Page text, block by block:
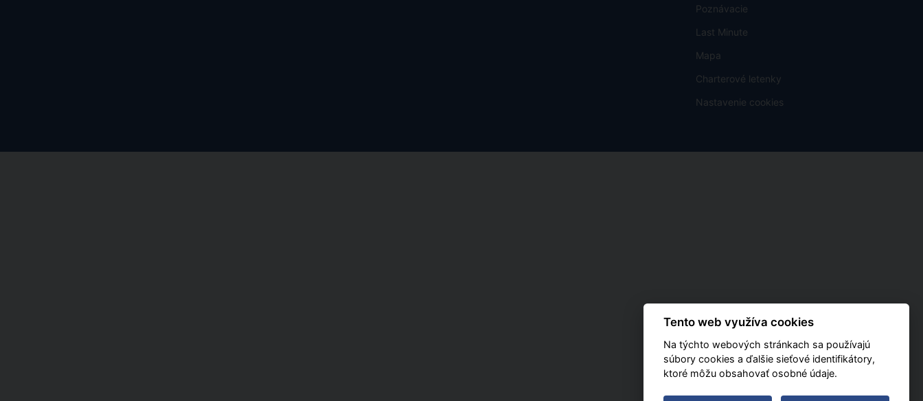
Poznávacie
Last Minute
Mapa
Charterové letenky
Nastavenie cookies
Tento web využíva cookies
Na týchto webových stránkach sa používajú
súbory cookies a ďalšie sieťové identifikátory,
ktoré môžu obsahovať osobné údaje.